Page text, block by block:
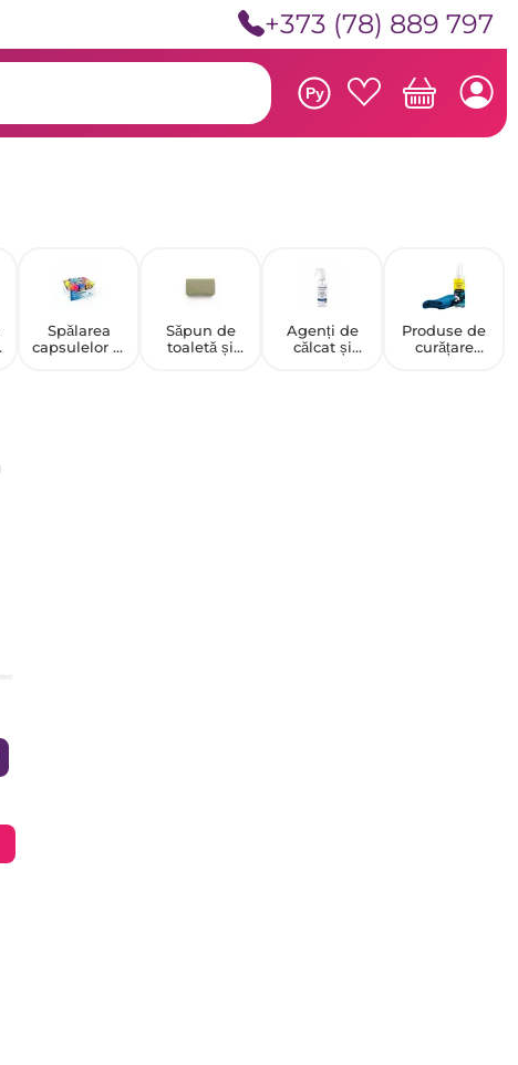
+373 (78) 889 797
Ру
Spălarea
capsulelor și
Săpun de
toaletă și
Agenți de
călcat și
Produse de
curățare